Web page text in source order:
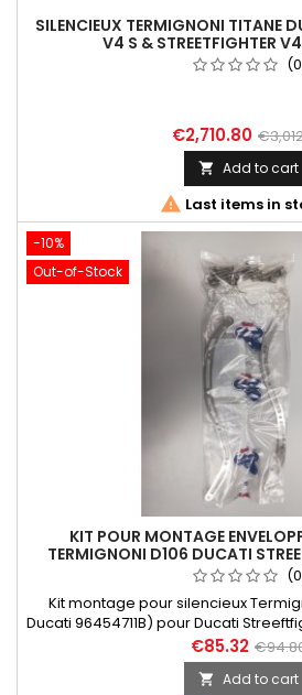
SILENCIEUX TERMIGNONI TITANE
V4 S & STREETFIGHTER
€2,710.80
 Add to cart
 Last items in
-10%
Out-of-Stock
KIT POUR MONTAGE
TERMIGNONI D106 DUCATI
Kit montage pour silencieux
Ducati 96454711B) pour Ducati
Bandes sous-rivets avant &amp;
1x sticker Termignoni résistant à la
SILENCIEUX NON
€85.32
 Add to cart